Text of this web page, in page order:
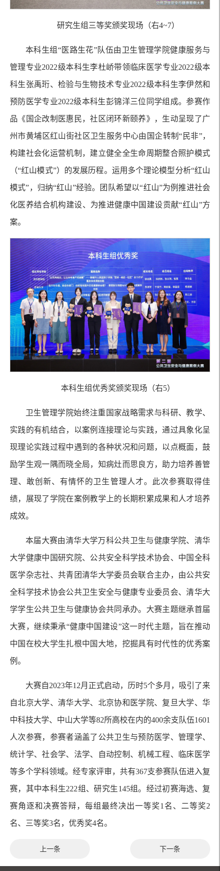
研究生组三等奖颁奖现场（右4~7）
本科生组“医路生花”队伍由卫生管理学院健康服务与
管理专业2022级本科生李杜峤带领临床医学专业2022级本
科生张禹珩、检验与生物技术专业2022级本科生李伊然和
预防医学专业2022级本科生彭锦洋三位同学组成。参赛作
品《国企改制医惠民，社区闭环新颐养》，生动呈现了广
州市黄埔区红山街社区卫生服务中心由国企转制“民非”，
构建社会化运营机制，建立健全全生命周期整合照护模式
（“红山模式”）的发展历程。运用多个理论模型分析“红山
模式”，归纳“红山”经验。团队希望以“红山”为例推进社会
化医养结合机构建设、为推进健康中国建设贡献“红山”方
案。
本科生组优秀奖颁奖现场（右5）
卫生管理学院始终注重国家战略需求与科研、教学、
实践的有机结合，以案例连接理论与实践，通过具象化呈
现理论实践过程中遇到的各种状况和问题，以点概面，鼓
励学生观一隅而晓全局，知病灶而思良方，助力培养善管
理、敢创新、有情怀的卫生管理人才。此次参赛取得佳
绩，展现了学院在案例教学上的长期积累成果和人才培养
成效。
本届大赛由清华大学万科公共卫生与健康学院、清华
大学健康中国研究院、公共安全科学技术协会、中国全科
医学杂志社、共青团清华大学委员会联合主办，由公共安
全科学技术协会公共卫生安全与健康专业委员会、清华大
学学生公共卫生与健康协会共同承办。大赛主题继承首届
大赛，继续秉承“健康中国建设”这一时代主题，旨在推动
中国在校大学生扎根中国大地，挖掘具有时代性的优秀案
例。
大赛自2023年12月正式启动，历时5个多月，吸引了来
自北京大学、清华大学、北京协和医学院、复旦大学、华
中科技大学、中山大学等82所高校在内的400余支队伍1601
人次参赛，参赛者涵盖了公共卫生与预防医学、管理学、
统计学、社会学、法学、自动控制、机械工程、临床医学
等多个学科领域。经专家评审，共有367支参赛队伍进入复
赛，其中本科生222组、研究生145组。经过初赛海选、复
赛角逐和决赛答辩，每组最终决出一等奖1名、二等奖2
名、三等奖3名，优秀奖4名。
上一条 下一条